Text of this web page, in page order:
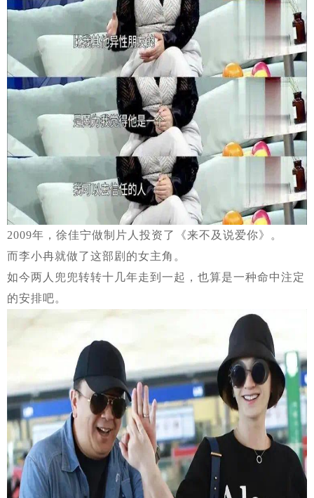
2009年，徐佳宁做制片人投资了《来不及说爱你》。
而李小冉就做了这部剧的女主角。
如今两人兜兜转转十几年走到一起，也算是一种命中注定
的安排吧。